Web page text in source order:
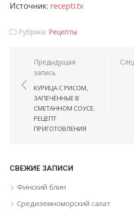
Источник: recepti.tv
Рубрика: Рецепты
Навигация по
Предыдущая
запись
КУРИЦА С РИСОМ,
ЗАПЕЧЁННЫЕ В
СМЕТАННОМ СОУСЕ.
РЕЦЕПТ
ПРИГОТОВЛЕНИЯ
СВЕЖИЕ ЗАПИСИ
Финский блин
Средиземноморский салат